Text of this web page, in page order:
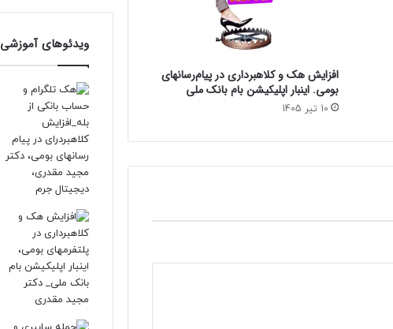
افزایش هک و کلاهبرداری در پیام‌رسانهای
بومی. اینبار اپلیکیشن بام‌ بانک ملی
10 تیر 1405
ویدئوهای آموزشی